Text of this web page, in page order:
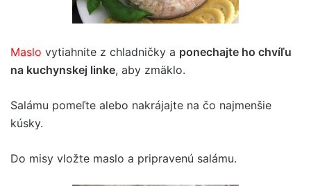
Maslo vytiahnite z chladničky a ponechajte ho chvíľu
na kuchynskej linke, aby zmäklo.
Salámu pomeľte alebo nakrájajte na čo najmenšie
kúsky.
Do misy vložte maslo a pripravenú salámu.